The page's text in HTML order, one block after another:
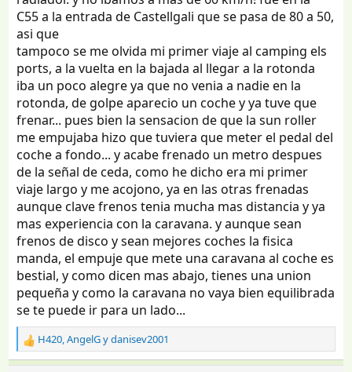
C55 a la entrada de Castellgali que se pasa de 80 a 50,
asi que
tampoco se me olvida mi primer viaje al camping els
ports, a la vuelta en la bajada al llegar a la rotonda
iba un poco alegre ya que no venia a nadie en la
rotonda, de golpe aparecio un coche y ya tuve que
frenar... pues bien la sensacion de que la sun roller
me empujaba hizo que tuviera que meter el pedal del
coche a fondo... y acabe frenado un metro despues
de la señal de ceda, como he dicho era mi primer
viaje largo y me acojono, ya en las otras frenadas
aunque clave frenos tenia mucha mas distancia y ya
mas experiencia con la caravana. y aunque sean
frenos de disco y sean mejores coches la fisica
manda, el empuje que mete una caravana al coche es
bestial, y como dicen mas abajo, tienes una union
pequeña y como la caravana no vaya bien equilibrada
se te puede ir para un lado...
R
e
H420,AngelGydanisev2001